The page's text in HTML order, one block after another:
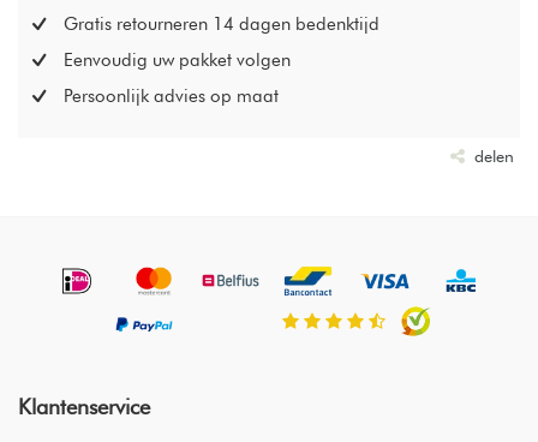
Gratis retourneren 14 dagen bedenktijd
Eenvoudig uw pakket volgen
Persoonlijk advies op maat
delen
Klantenservice